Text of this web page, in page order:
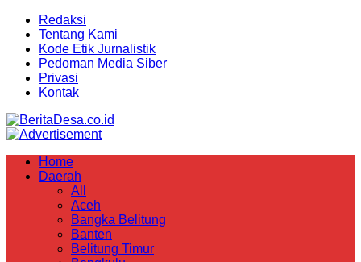
Redaksi
Tentang Kami
Kode Etik Jurnalistik
Pedoman Media Siber
Privasi
Kontak
Home
Daerah
All
Aceh
Bangka Belitung
Banten
Belitung Timur